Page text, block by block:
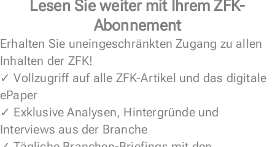
Lesen Sie weiter mit Ihrem ZFK-
Abonnement
Erhalten Sie uneingeschränkten Zugang zu allen
Inhalten der ZFK!
✓ Vollzugriff auf alle ZFK-Artikel und das digitale
ePaper
✓ Exklusive Analysen, Hintergründe und
Interviews aus der Branche